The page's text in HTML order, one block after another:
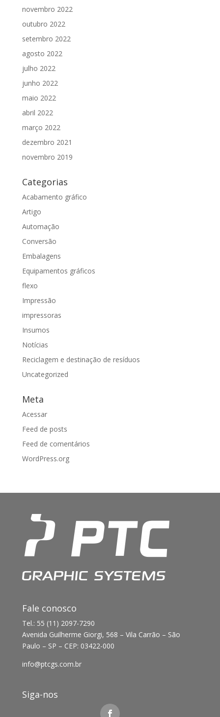
novembro 2022
outubro 2022
setembro 2022
agosto 2022
julho 2022
junho 2022
maio 2022
abril 2022
março 2022
dezembro 2021
novembro 2019
Categorias
Acabamento gráfico
Artigo
Automação
Conversão
Embalagens
Equipamentos gráficos
flexo
Impressão
impressoras
Insumos
Notícias
Reciclagem e destinação de resíduos
Uncategorized
Meta
Acessar
Feed de posts
Feed de comentários
WordPress.org
Fale conosco
Tel.: 55 (11) 2097-7290
Avenida Guilherme Giorgi, 568 – Vila Carrão – São
Paulo – SP – CEP: 03422-000
info@ptcgs.com.br
Siga-nos